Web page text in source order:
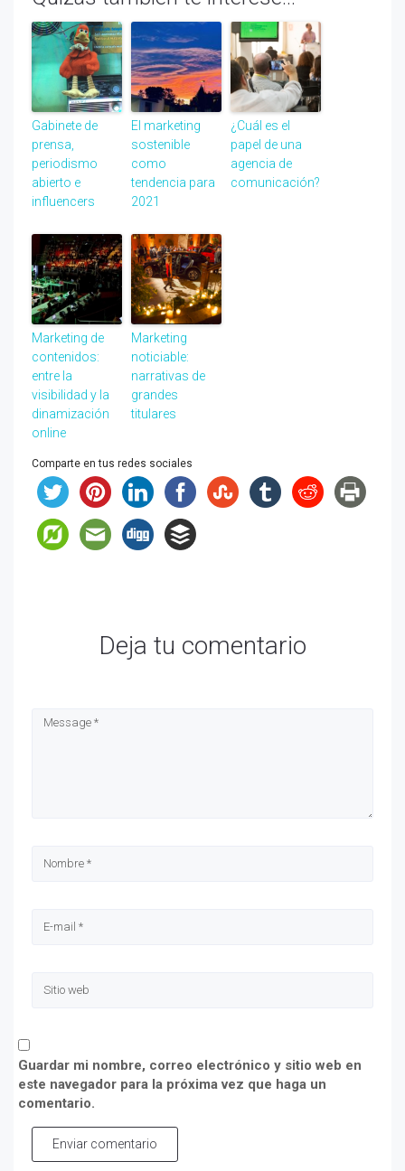
Gabinete de
prensa,
periodismo
abierto e
influencers
El marketing
sostenible
como
tendencia para
2021
¿Cuál es el
papel de una
agencia de
comunicación?
Marketing de
contenidos:
entre la
visibilidad y la
dinamización
online
Marketing
noticiable:
narrativas de
grandes
titulares
Comparte en tus redes sociales
Deja tu comentario
Guardar mi nombre, correo electrónico y sitio web en
este navegador para la próxima vez que haga un
comentario.
Enviar comentario